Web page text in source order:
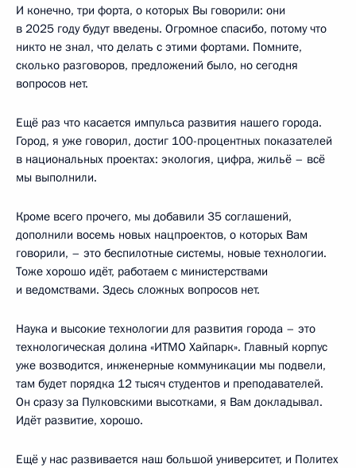
И конечно, три форта, о которых Вы говорили: они
в 2025 году будут введены. Огромное спасибо, потому что
никто не знал, что делать с этими фортами. Помните,
сколько разговоров, предложений было, но сегодня
вопросов нет.
Ещё раз что касается импульса развития нашего города.
Город, я уже говорил, достиг 100-процентных показателей
в национальных проектах: экология, цифра, жильё – всё
мы выполнили.
Кроме всего прочего, мы добавили 35 соглашений,
дополнили восемь новых нацпроектов, о которых Вам
говорили, – это беспилотные системы, новые технологии.
Тоже хорошо идёт, работаем с министерствами
и ведомствами. Здесь сложных вопросов нет.
Наука и высокие технологии для развития города – это
технологическая долина «ИТМО Хайпарк». Главный корпус
уже возводится, инженерные коммуникации мы подвели,
там будет порядка 12 тысяч студентов и преподавателей.
Он сразу за Пулковскими высотками, я Вам докладывал.
Идёт развитие, хорошо.
Ещё у нас развивается наш большой университет, и Политех